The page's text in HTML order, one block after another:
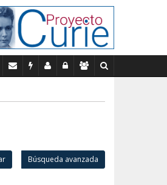
Búsqueda avanzada